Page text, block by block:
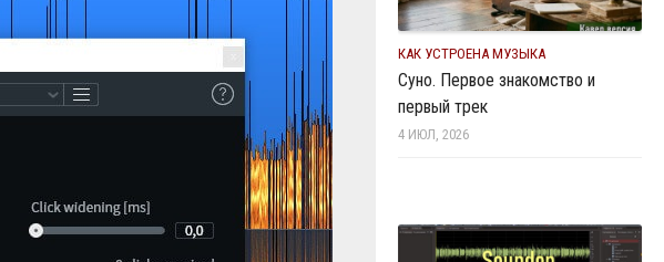
КАК УСТРОЕНА МУЗЫКА
Суно. Первое знакомство и
первый трек
4 ИЮЛ, 2026